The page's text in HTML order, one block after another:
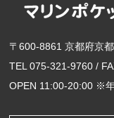
〒600-8861 京都府京
TEL 075-321-9760 /
OPEN 11:00-20:00 ※